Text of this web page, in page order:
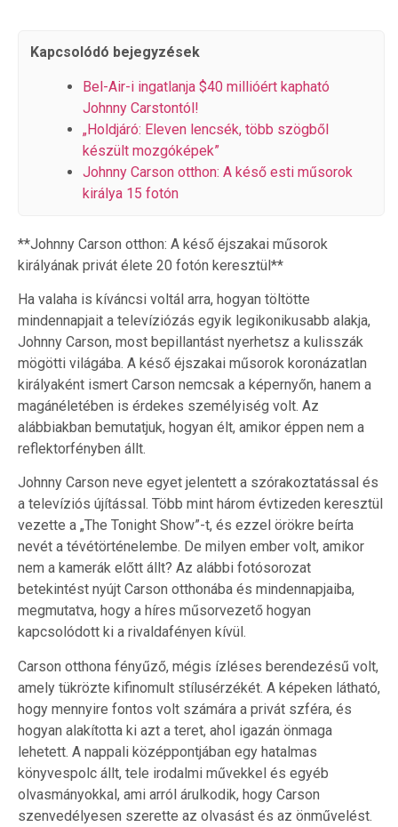
Kapcsolódó bejegyzések
Bel-Air-i ingatlanja $40 millióért kapható
Johnny Carstontól!
„Holdjáró: Eleven lencsék, több szögből
készült mozgóképek”
Johnny Carson otthon: A késő esti műsorok
királya 15 fotón
**Johnny Carson otthon: A késő éjszakai műsorok
királyának privát élete 20 fotón keresztül**
Ha valaha is kíváncsi voltál arra, hogyan töltötte
mindennapjait a televíziózás egyik legikonikusabb alakja,
Johnny Carson, most bepillantást nyerhetsz a kulisszák
mögötti világába. A késő éjszakai műsorok koronázatlan
királyaként ismert Carson nemcsak a képernyőn, hanem a
magánéletében is érdekes személyiség volt. Az
alábbiakban bemutatjuk, hogyan élt, amikor éppen nem a
reflektorfényben állt.
Johnny Carson neve egyet jelentett a szórakoztatással és
a televíziós újítással. Több mint három évtizeden keresztül
vezette a „The Tonight Show”-t, és ezzel örökre beírta
nevét a tévétörténelembe. De milyen ember volt, amikor
nem a kamerák előtt állt? Az alábbi fotósorozat
betekintést nyújt Carson otthonába és mindennapjaiba,
megmutatva, hogy a híres műsorvezető hogyan
kapcsolódott ki a rivaldafényen kívül.
Carson otthona fényűző, mégis ízléses berendezésű volt,
amely tükrözte kifinomult stílusérzékét. A képeken látható,
hogy mennyire fontos volt számára a privát szféra, és
hogyan alakította ki azt a teret, ahol igazán önmaga
lehetett. A nappali középpontjában egy hatalmas
könyvespolc állt, tele irodalmi művekkel és egyéb
olvasmányokkal, ami arról árulkodik, hogy Carson
szenvedélyesen szerette az olvasást és az önművelést.